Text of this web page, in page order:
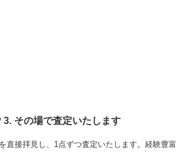
3. その場で査定いたします
直接拝見し、1点ずつ査定いたします。経験豊